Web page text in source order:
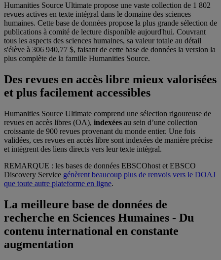
Humanities Source Ultimate propose une vaste collection de 1 802
revues actives en texte intégral dans le domaine des sciences
humaines. Cette base de données propose la plus grande sélection de
publications à comité de lecture disponible aujourd'hui. Couvrant
tous les aspects des sciences humaines, sa valeur totale au détail
s'élève à 306 940,77 $, faisant de cette base de données la version la
plus complète de la famille Humanities Source.
Des revues en accès libre mieux valorisées
et plus facilement accessibles
Humanities Source Ultimate comprend une sélection rigoureuse de
revues en accès libres (OA), indexées au sein d’une collection
croissante de 900 revues provenant du monde entier. Une fois
validées, ces revues en accès libre sont indexées de manière précise
et intègrent des liens directs vers leur texte intégral.
REMARQUE : les bases de données EBSCOhost et EBSCO
Discovery Service génèrent beaucoup plus de renvois vers le DOAJ
que toute autre plateforme en ligne.
La meilleure base de données de
recherche en Sciences Humaines - Du
contenu international en constante
augmentation